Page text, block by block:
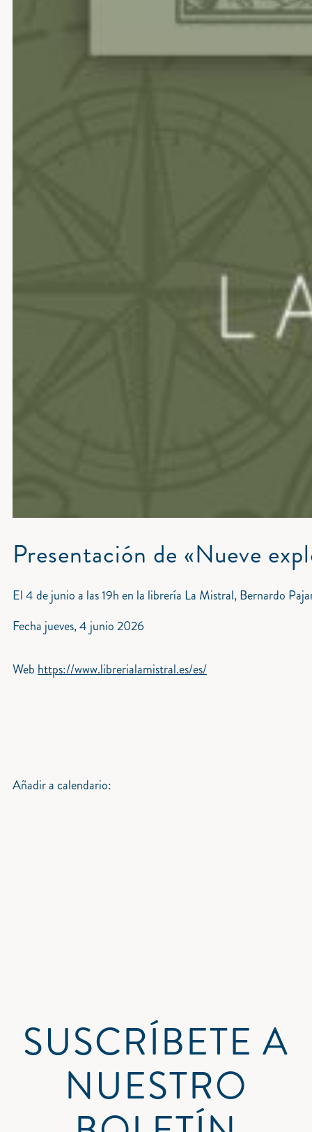
Presentación de «Nueve
El 4 de junio a las 19h en la librería La Mistral, Bernardo
Fecha jueves, 4 junio 2026
Web https://www.librerialamistral.es/es/
Añadir a calendario:
SUSCRÍBETE A
NUESTRO